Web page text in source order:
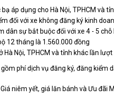
áp dụng cho Hà Nội, TPHCM và
đối với xe không đăng ký kinh
dân sự bắt buộc đối với xe 4 - 5
12 tháng là 1.560.000 đồng
Hà Nội, TPHCM và tỉnh khác lần
phí dịch vụ đăng ký, đăng kiểm
Giá niêm yết, giá lăn bánh và Ưu đãi